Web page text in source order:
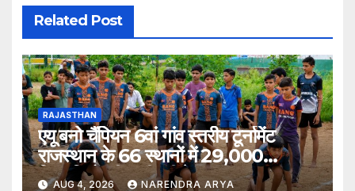
Related Post
RAJASTHAN
एयू बनो चैंपियन 6वां गांव स्तरीय टूर्नामेंट
राजस्थान के 66 स्थानों में 29,000
खिलाड़ियों की भागीदारी के साथ संपन्न हुआ
AUG 4, 2026 NARENDRA ARYA